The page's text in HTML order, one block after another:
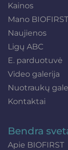
Kainos
Mano
Naujienos
Ligų ABC
E. parduotuvė
Video galerija
Nuotraukų
Kontaktai
Bendra
Apie BIOFIRST